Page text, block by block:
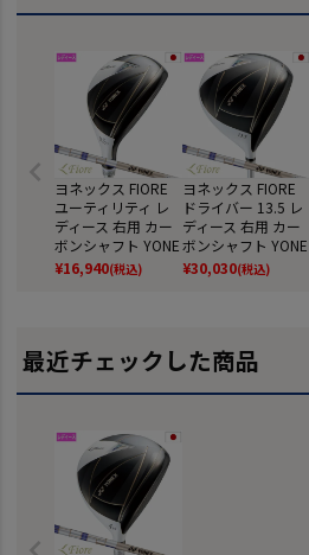
ヨネックス FIORE
ユーティリティ レ
ディース 右用 カー
ボンシャフト YONE
X ゴルフクラブ 202
5年モデル 日本正規
¥16,940(税込)
ヨネックス FIORE
ドライバー 13.5 レ
ディース 右用 カー
ボンシャフト YONE
X ゴルフクラブ 202
5年モデル 日本正規
¥30,030(税込)
最近チェックした商品